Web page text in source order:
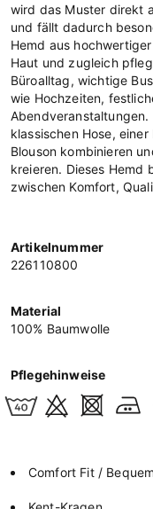
wird das Muster direkt
und fällt dadurch
Hemd aus
Haut und zugleich
Büroalltag, wichtige
wie Hochzeiten,
klassischen Hose,
Blouson kombinieren
kreieren. Dieses Hemd
zwischen Komfort,
Artikelnummer
226110800
Material
100% Baumwolle
Pflegehinweise
Comfort Fit /